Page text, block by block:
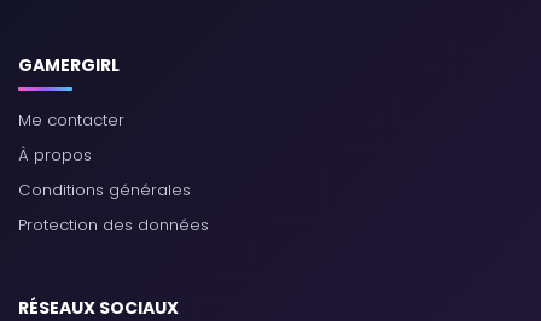
GAMERGIRL
Me contacter
À propos
Conditions générales
Protection des données
RÉSEAUX SOCIAUX